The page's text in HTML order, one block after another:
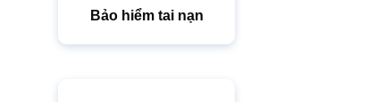
Bảo hiểm tai nạn